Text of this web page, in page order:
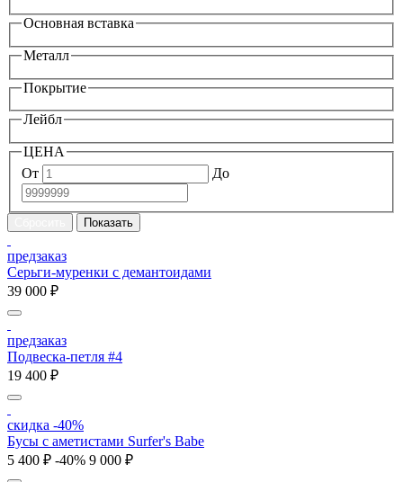
Основная вставка
Металл
Покрытие
Лейбл
ЦЕНА
От
До
предзаказ
Серьги-муренки с демантоидами
39 000 ₽
предзаказ
Подвеска-петля #4
19 400 ₽
скидка -40%
Бусы с аметистами Surfer's Babe
5 400 ₽ -40% 9 000 ₽